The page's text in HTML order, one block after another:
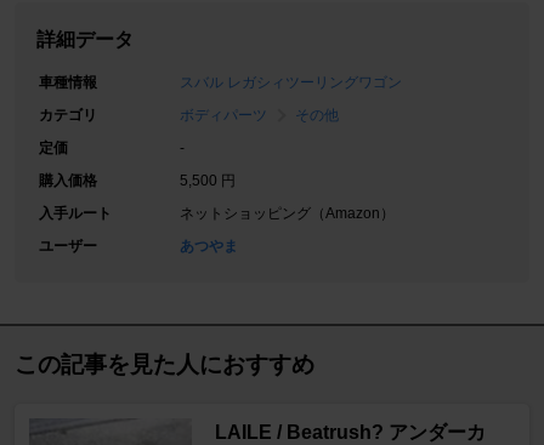
詳細データ
車種情報
スバル レガシィツーリングワゴン
カテゴリ
ボディパーツ
その他
定価
-
購入価格
5,500 円
入手ルート
ネットショッピング（Amazon）
ユーザー
あつやま
この記事を見た人におすすめ
LAILE / Beatrush? アンダーカ